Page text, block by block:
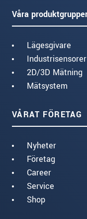
Våra
Lägesgivare
Industrisensorer
2D/3D Mätning
Mätsystem
VÅRAT FÖRETAG
Nyheter
Företag
Career
Service
Shop